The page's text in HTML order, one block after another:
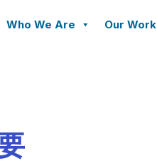
Who We Are Our Work